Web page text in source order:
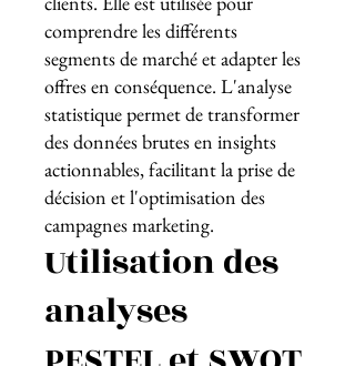
comprendre les différents
segments de marché et adapter les
offres en conséquence. L'analyse
statistique permet de transformer
des données brutes en insights
actionnables, facilitant la prise de
décision et l'optimisation des
campagnes marketing.
Utilisation des
analyses